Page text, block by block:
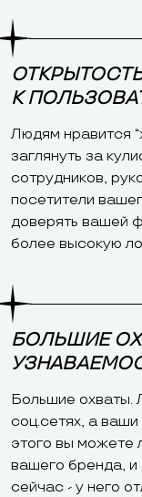
К
Людям нравится
заглянуть за
сотрудников,
посетители
доверять вашей
более высокую
БОЛЬШИЕ
Большие охваты.
соц.сетях, а
этого вы можете
вашего бренда, и
сейчас - у него